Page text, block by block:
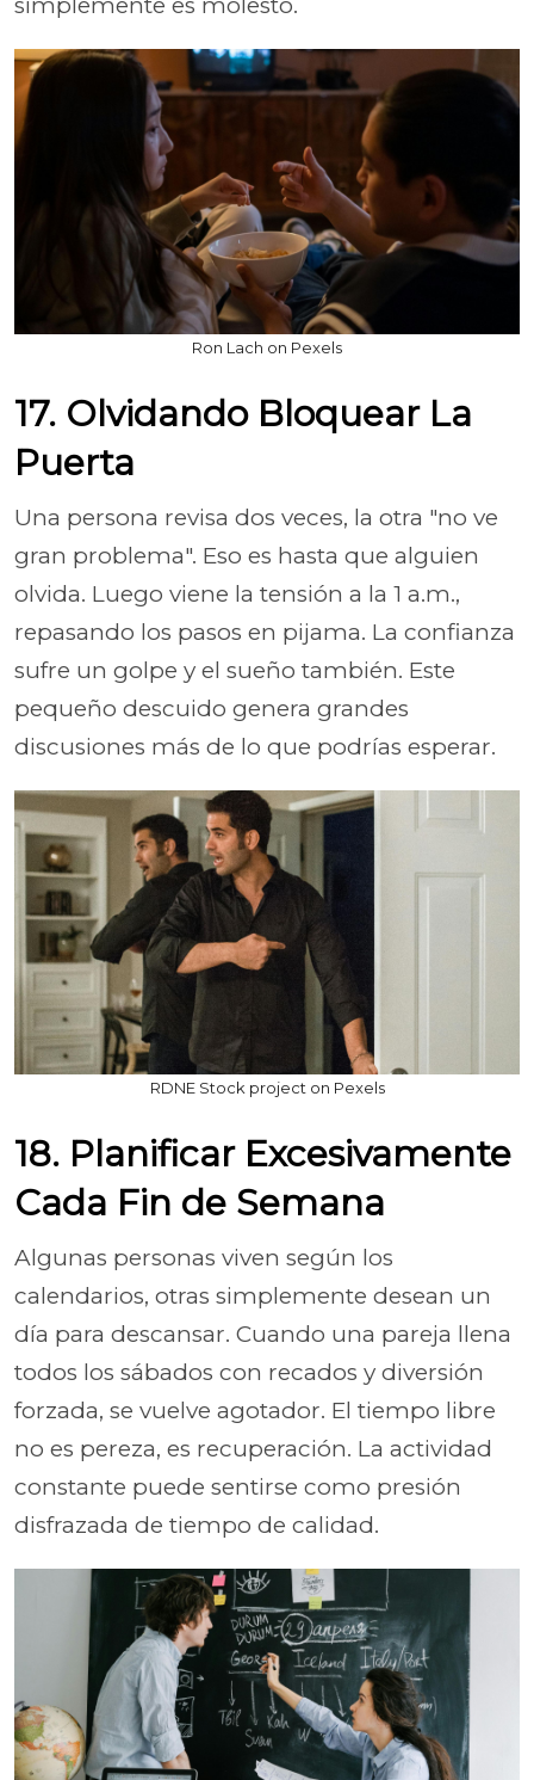
Ron Lach on Pexels
17. Olvidando Bloquear La
Puerta
Una persona revisa dos veces, la otra "no ve
gran problema". Eso es hasta que alguien
olvida. Luego viene la tensión a la 1 a.m.,
repasando los pasos en pijama. La confianza
sufre un golpe y el sueño también. Este
pequeño descuido genera grandes
discusiones más de lo que podrías esperar.
RDNE Stock project on Pexels
18. Planificar Excesivamente
Cada Fin de Semana
Algunas personas viven según los
calendarios, otras simplemente desean un
día para descansar. Cuando una pareja llena
todos los sábados con recados y diversión
forzada, se vuelve agotador. El tiempo libre
no es pereza, es recuperación. La actividad
constante puede sentirse como presión
disfrazada de tiempo de calidad.